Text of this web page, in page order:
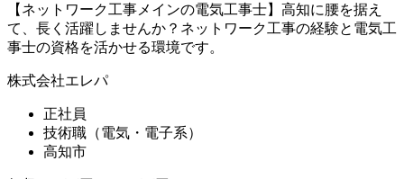
【ネットワーク工事メインの電気工事士】高知に腰を据え
て、長く活躍しませんか？ネットワーク工事の経験と電気工
事士の資格を活かせる環境です。
株式会社エレパ
正社員
技術職（電気・電子系）
高知市